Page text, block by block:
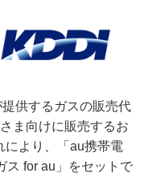
提供するガスの販売代
ま向けに販売するお
により、「au携帯電
ス for au」をセットで